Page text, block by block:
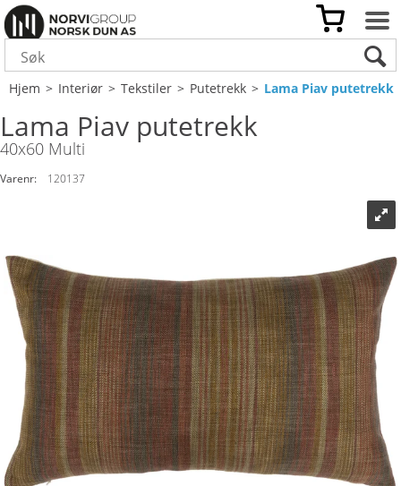
Hjem>Interiør>Tekstiler>Putetrekk>Lama Piav putetrekk
Lama Piav putetrekk
40x60 Multi
Varenr: 120137